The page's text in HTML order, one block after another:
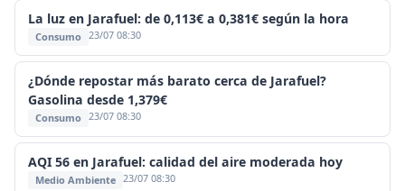
La luz en Jarafuel: de 0,113€ a 0,381€ según la hora
Consumo 23/07 08:30
¿Dónde repostar más barato cerca de Jarafuel?
Gasolina desde 1,379€
Consumo 23/07 08:30
AQI 56 en Jarafuel: calidad del aire moderada hoy
Medio Ambiente 23/07 08:30